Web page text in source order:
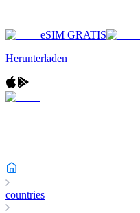
eSIM GRATIS
Herunterladen
countries